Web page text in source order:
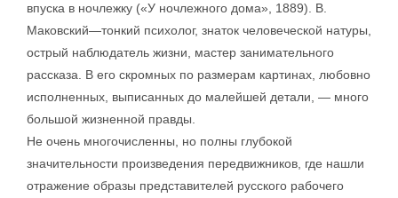
впуска в ночлежку («У ночлежного дома», 1889). В.
Маковский—тонкий психолог, знаток человеческой натуры,
острый наблюдатель жизни, мастер занимательного
рассказа. В его скромных по размерам картинах, любовно
исполненных, выписанных до малейшей детали, — много
большой жизненной правды.
Не очень многочисленны, но полны глубокой
значительности произведения передвижников, где нашли
отражение образы представителей русского рабочего